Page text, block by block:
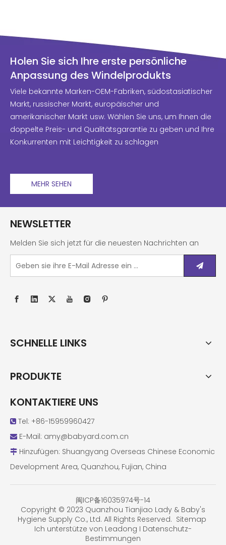
Holen Sie sich Ihre erste persönliche
Anpassung des Windelprodukts
Viele bekannte Marken-OEM-Fabriken, südostasiatischer
Markt, russischer Markt, europäischer und
amerikanischer Markt usw. Wählen Sie uns, um Ihnen die
doppelte Preis- und Qualitätsgarantie zu geben und Ihre
Konkurrenten mit Leichtigkeit zu schlagen
MEHR SEHEN
NEWSLETTER
Melden Sie sich jetzt für die neuesten Nachrichten an
SCHNELLE LINKS
PRODUKTE
KONTAKTIERE UNS
 Tel: +86-15959960427
 E-Mail: amy@babyard.com.cn
 Hinzufügen: Shuangyang Overseas Chinese Economic
Development Area, Quanzhou, Fujian, China
闽ICP备16035974号-14
Copyright © 2023 Quanzhou Tianjiao Lady & Baby's
Hygiene Supply Co., Ltd. All Rights Reserved. Sitemap
Ich unterstütze von Leadong I Datenschutz-
Bestimmungen